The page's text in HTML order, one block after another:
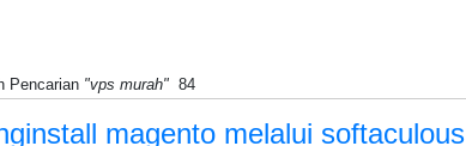
Pencarian "vps murah" 84
magento melalui softaculous